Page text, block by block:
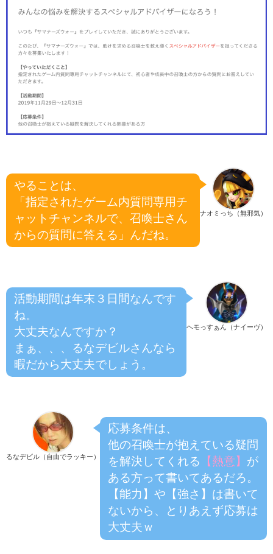
ナオミっち（無邪気）
やることは、
「指定されたゲーム内質問専用チ
ャットチャンネルで、召喚士さん
からの質問に答える」んだね。
ヘモっすぁん（ナイーヴ）
活動期間は年末３日間なんです
ね。
大丈夫なんですか？
まぁ、、、るなデビルさんなら
暇だから大丈夫でしょう。
るなデビル（自由でラッキー）
応募条件は、
他の召喚士が抱えている疑問
を解決してくれる 【熱意】 が
ある方って書いてあるだろ。
【能力】や【強さ】は書いて
ないから、とりあえず応募は
大丈夫ｗ